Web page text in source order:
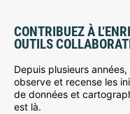
CONTRIBUEZ À
OUTILS
Depuis plusieurs
observe et recense les
de données et
est là.